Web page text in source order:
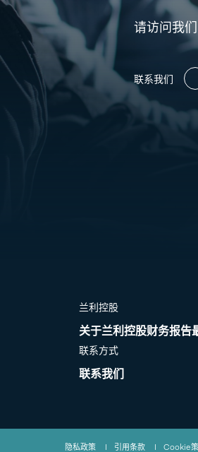
请访问我
联系我们
兰利控股
关于兰利控股财务报告
联系方式
联系我们
隐私政策 | 引用条款 | Cookie